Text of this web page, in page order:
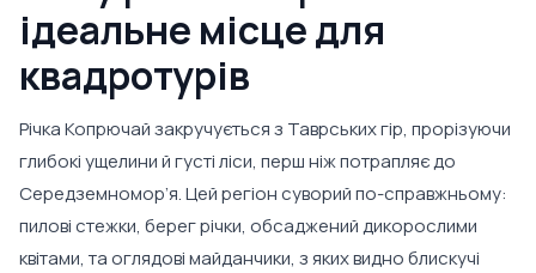
ідеальне місце для
квадротурів
Річка Копрючай закручується з Таврських гір, прорізуючи
глибокі ущелини й густі ліси, перш ніж потрапляє до
Середземномор’я. Цей регіон суворий по-справжньому:
пилові стежки, берег річки, обсаджений дикорослими
квітами, та оглядові майданчики, з яких видно блискучі